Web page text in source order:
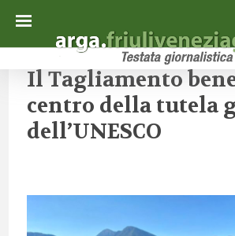
Il Tagliamento
centro della tutela
dell’UNESCO